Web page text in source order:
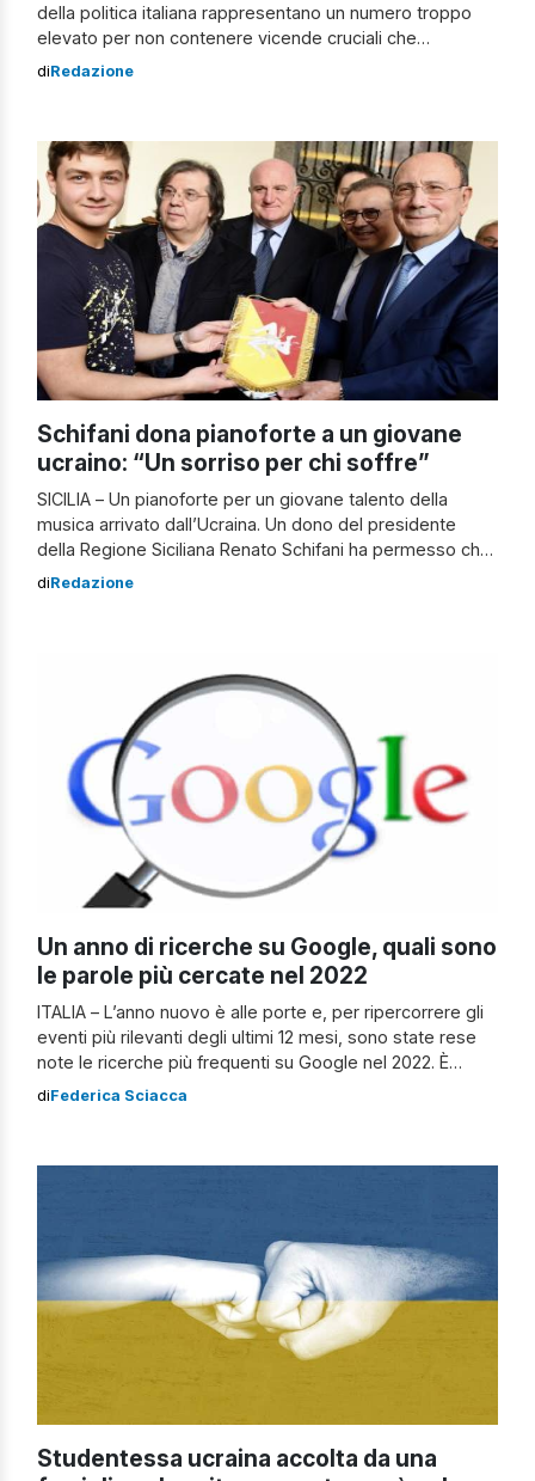
della politica italiana rappresentano un numero troppo
elevato per non contenere vicende cruciali che
accompagneranno il futuro della nazione tricolore.
Russa eletto presidente del Senato, nonostante Forza
[…]
diRedazione
Schifani dona pianoforte a un giovane
ucraino: “Un sorriso per chi soffre”
SICILIA – Un pianoforte per un giovane talento della
musica arrivato dall’Ucraina. Un dono del presidente
della Regione Siciliana Renato Schifani ha permesso che
il sogno di Danijl Godunov, 18 anni, fuggito con la madre
diRedazione
Un anno di ricerche su Google, quali sono
le parole più cercate nel 2022
ITALIA – L’anno nuovo è alle porte e, per ripercorrere gli
eventi più rilevanti degli ultimi 12 mesi, sono state rese
note le ricerche più frequenti su Google nel 2022. È
necessario precisare che le liste delle parole inserite più
diFederica Sciacca
Studentessa ucraina accolta da una